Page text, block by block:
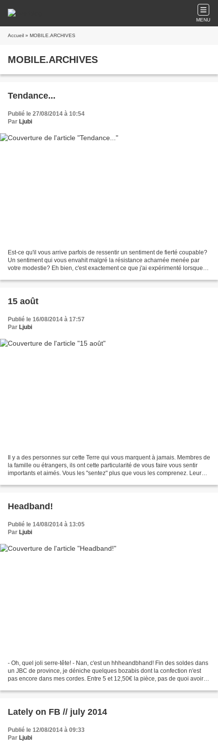
MENU
Accueil » MOBILE.ARCHIVES
MOBILE.ARCHIVES
Tendance...
Publié le 27/08/2014 à 10:54
Par Ljubi
Est-ce qu'il vous arrive parfois de ressentir un sentiment de fierté coupable?
Un sentiment qui vous envahit malgré la résistance acharnée menée par
votre modestie? Eh bien, c'est exactement ce que j'ai expérimenté lorsque
15 août
Publié le 16/08/2014 à 17:57
Par Ljubi
Il y a des personnes sur cette Terre qui vous marquent à jamais. Membres de
la famille ou étrangers, ils ont cette particularité de vous faire vous sentir
importants et aimés. Vous les "sentez" plus que vous les comprenez. Leur
Headband!
Publié le 14/08/2014 à 13:05
Par Ljubi
- Oh, quel joli serre-tête! - Nan, c'est un hhheandbhand! Fin des soldes dans
un JBC de province, je déniche quelques bozabis dont la confection n'est
pas encore dans mes cordes. Entre 5 et 12,50€ la pièce, pas de quoi avoir
Lately on FB // july 2014
Publié le 12/08/2014 à 09:33
Par Ljubi